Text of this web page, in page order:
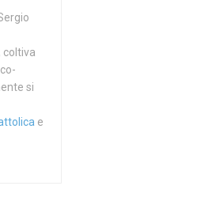
, coltiva
si
e